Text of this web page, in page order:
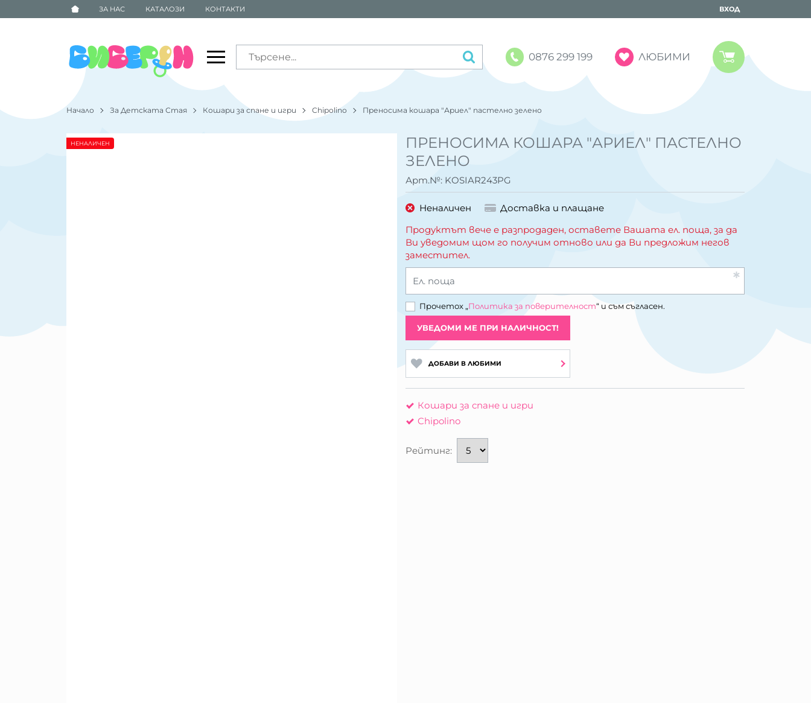
ЗА НАС КАТАЛОЗИ КОНТАКТИ ВХОД
0876 299 199 ЛЮБИМИ
Начало За Детската Стая Кошари за спане и игри Chipolino Преносима кошара "Ариел" пастелно зелено
ПРЕНОСИМА КОШАРА "АРИЕЛ" ПАСТЕЛНО
ЗЕЛЕНО
Арт.№: KOSIAR243PG
НЕНАЛИЧЕН
Неналичен
Доставка и плащане
Продуктът вече е разпродаден, оставете Вашата ел. поща, за да
Ви уведомим щом го получим отново или да Ви предложим негов
заместител.
Ел. поща
Прочетох „Политика за поверителност“ и съм съгласен.
УВЕДОМИ МЕ ПРИ НАЛИЧНОСТ!
ДОБАВИ В ЛЮБИМИ
Кошари за спане и игри
Chipolino
Рейтинг: